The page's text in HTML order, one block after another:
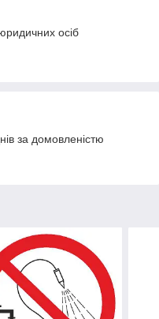
осіб
за домовленістю